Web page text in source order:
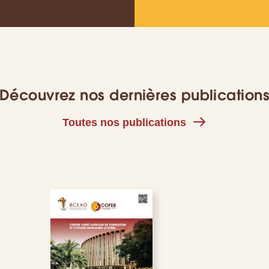
Découvrez nos dernières
Toutes nos publications